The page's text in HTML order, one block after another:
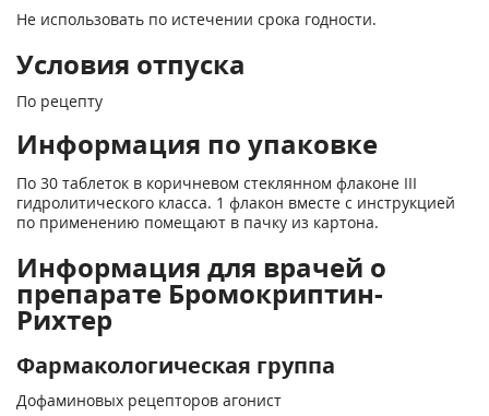
Не использовать по истечении срока годности.
Условия отпуска
По рецепту
Информация по упаковке
По 30 таблеток в коричневом стеклянном флаконе III
гидролитического класса. 1 флакон вместе с инструкцией
по применению помещают в пачку из картона.
Информация для врачей о
препарате Бромокриптин-
Рихтер
Фармакологическая группа
Дофаминовых рецепторов агонист